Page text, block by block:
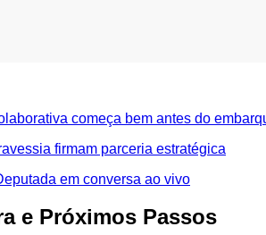
começa bem antes do
firmam parceria estratégica
em conversa ao vivo
e Próximos Passos